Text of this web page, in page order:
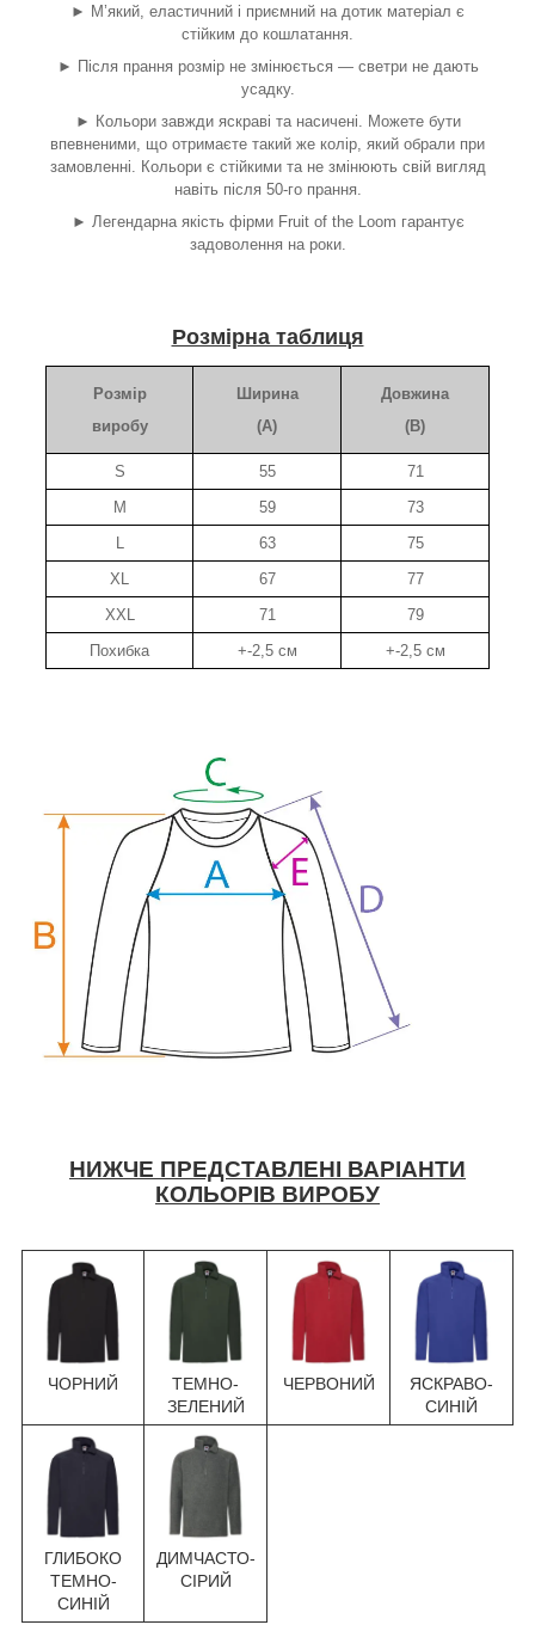
► М’який, еластичний і приємний на дотик матеріал є
стійким до кошлатання.
► Після прання розмір не змінюється — светри не дають
усадку.
► Кольори завжди яскраві та насичені. Можете бути
впевненими, що отримаєте такий же колір, який обрали при
замовленні. Кольори є стійкими та не змінюють свій вигляд
навіть після 50-го прання.
► Легендарна якість фірми Fruit of the Loom гарантує
задоволення на роки.
Розмірна таблиця
Розмір
виробу
Ширина
(A)
Довжина
(B)
S 55
71
M
59
73
L
63
75
XL
67
77
XXL
71
79
Похибка
+-2,5 см +-2,5 см
НИЖЧЕ ПРЕДСТАВЛЕНІ ВАРІАНТИ
КОЛЬОРІВ ВИРОБУ
ЧОРНИЙ
ТЕМНО-
ЗЕЛЕНИЙ
ЧЕРВОНИЙ
ЯСКРАВО-
СИНІЙ
ГЛИБОКО
ТЕМНО-
СИНІЙ
ДИМЧАСТО-
СІРИЙ